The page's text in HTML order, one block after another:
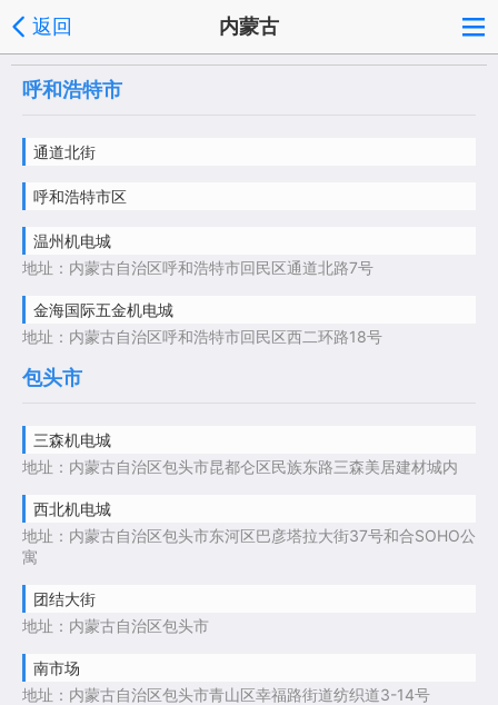
返回 内蒙古
呼和浩特市
通道北街
呼和浩特市区
温州机电城
地址：内蒙古自治区呼和浩特市回民区通道北路7号
金海国际五金机电城
地址：内蒙古自治区呼和浩特市回民区西二环路18号
包头市
三森机电城
地址：内蒙古自治区包头市昆都仑区民族东路三森美居建材城内
西北机电城
地址：内蒙古自治区包头市东河区巴彦塔拉大街37号和合SOHO公
寓
团结大街
地址：内蒙古自治区包头市
南市场
地址：内蒙古自治区包头市青山区幸福路街道纺织道3-14号